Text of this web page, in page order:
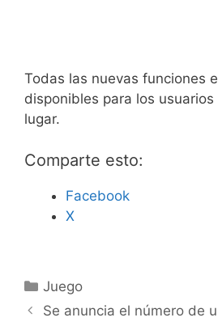
Todas las nuevas funciones
disponibles para los
lugar.
Comparte esto:
Facebook
X
C
a
Juego
Se anuncia el número de